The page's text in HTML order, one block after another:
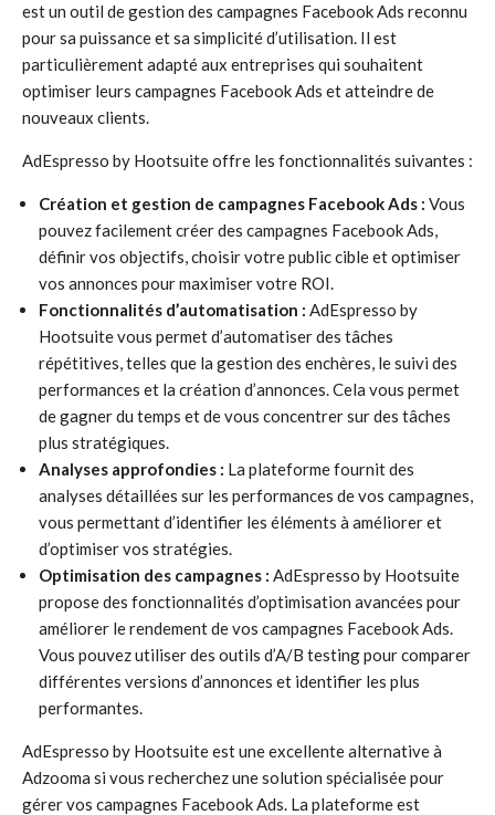
est un outil de gestion des campagnes Facebook Ads reconnu
pour sa puissance et sa simplicité d’utilisation. Il est
particulièrement adapté aux entreprises qui souhaitent
optimiser leurs campagnes Facebook Ads et atteindre de
nouveaux clients.
AdEspresso by Hootsuite offre les fonctionnalités suivantes :
Création et gestion de campagnes Facebook Ads : Vous
pouvez facilement créer des campagnes Facebook Ads,
définir vos objectifs, choisir votre public cible et optimiser
vos annonces pour maximiser votre ROI.
Fonctionnalités d’automatisation : AdEspresso by
Hootsuite vous permet d’automatiser des tâches
répétitives, telles que la gestion des enchères, le suivi des
performances et la création d’annonces. Cela vous permet
de gagner du temps et de vous concentrer sur des tâches
plus stratégiques.
Analyses approfondies : La plateforme fournit des
analyses détaillées sur les performances de vos campagnes,
vous permettant d’identifier les éléments à améliorer et
d’optimiser vos stratégies.
Optimisation des campagnes : AdEspresso by Hootsuite
propose des fonctionnalités d’optimisation avancées pour
améliorer le rendement de vos campagnes Facebook Ads.
Vous pouvez utiliser des outils d’A/B testing pour comparer
différentes versions d’annonces et identifier les plus
performantes.
AdEspresso by Hootsuite est une excellente alternative à
Adzooma si vous recherchez une solution spécialisée pour
gérer vos campagnes Facebook Ads. La plateforme est